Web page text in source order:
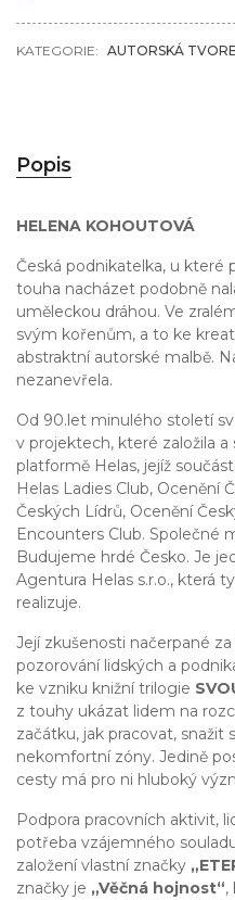
KATEGORIE: AUTORSKÁ
Popis
HELENA KOHOUTOVÁ
Česká podnikatelka, u které
touha nacházet podobně
uměleckou dráhou. Ve
svým kořenům, a to ke
abstraktní autorské malbě.
nezanevřela.
Od 90.let minulého století
v projektech, které založila a
platformě Helas, jejíž
Helas Ladies Club, Ocenění
Českých Lídrů, Ocenění
Encounters Club. Společné
Budujeme hrdé Česko. Je
Agentura Helas s.r.o., která
realizuje.
Její zkušenosti načerpané
pozorování lidských a
ke vzniku knižní trilogie
z touhy ukázat lidem na
začátku, jak pracovat, snažit
nekomfortní zóny. Jedině
cesty má pro ni hluboký
Podpora pracovních aktivit,
potřeba vzájemného
založení vlastní značky
značky je „Věčná hojnost“,